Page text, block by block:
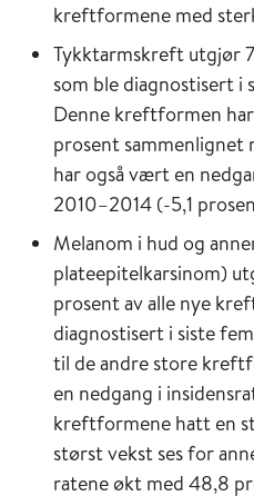
kreftformene med
Tykktarmskreft utgjør
som ble diagnostisert i
Denne kreftformen
prosent sammenlignet
har også vært en
2010–2014 (-5,1
Melanom i hud og
plateepitelkarsinom)
prosent av alle nye
diagnostisert i siste
til de andre store
en nedgang i
kreftformene hatt en
størst vekst ses for
ratene økt med 48,8